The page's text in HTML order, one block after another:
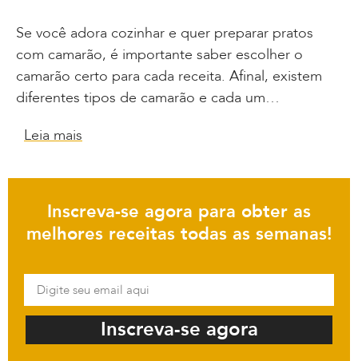
Se você adora cozinhar e quer preparar pratos
com camarão, é importante saber escolher o
camarão certo para cada receita. Afinal, existem
diferentes tipos de camarão e cada um…
Leia mais
Inscreva-se agora para obter as
melhores receitas todas as semanas!
Inscreva-se agora